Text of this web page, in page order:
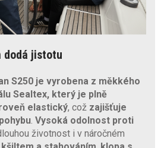
dodá jistotu
S250 je vyrobena z měkkého
Sealtex, který je plně
elastický, což zajišťuje
Vysoká odolnost proti
životnost i v náročném